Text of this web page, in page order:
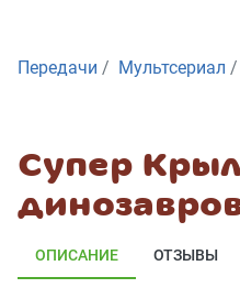
Передачи Мультсериал
Супер
ОПИСАНИЕ ОТЗЫВЫ